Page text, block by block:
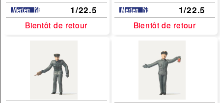
1/22.5
Bientôt de retour
Bientôt de retour
1/22.5
Bientôt de retour
Bientôt de retour